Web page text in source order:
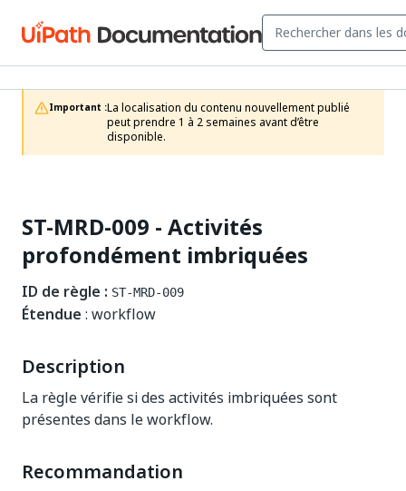
Important :La localisation du contenu nouvellement publié
peut prendre 1 à 2 semaines avant d’être
disponible.
ST-MRD-009 - Activités
profondément imbriquées
ID de règle : ST-MRD-009
Étendue : workflow
Description
La règle vérifie si des activités imbriquées sont
présentes dans le workflow.
Recommandation